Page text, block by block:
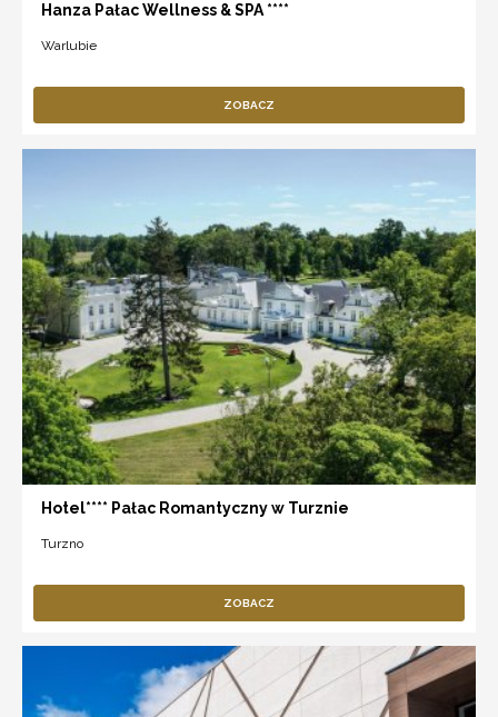
Hanza Pałac Wellness & SPA ****
Warlubie
ZOBACZ
Hotel**** Pałac Romantyczny w Turznie
Turzno
ZOBACZ